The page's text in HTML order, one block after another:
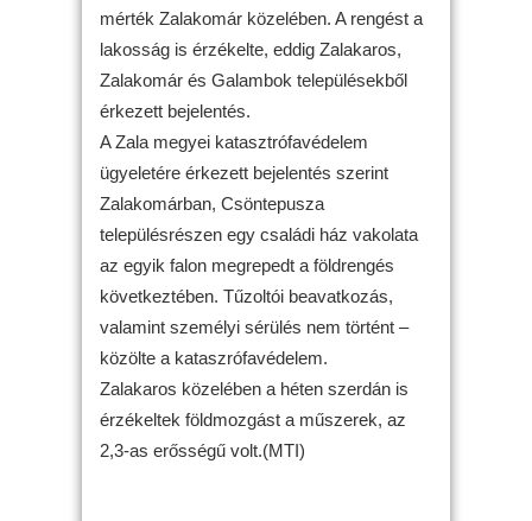
mérték Zalakomár közelében. A rengést a
lakosság is érzékelte, eddig Zalakaros,
Zalakomár és Galambok településekből
érkezett bejelentés.
A Zala megyei katasztrófavédelem
ügyeletére érkezett bejelentés szerint
Zalakomárban, Csöntepusza
településrészen egy családi ház vakolata
az egyik falon megrepedt a földrengés
következtében. Tűzoltói beavatkozás,
valamint személyi sérülés nem történt –
közölte a kataszrófavédelem.
Zalakaros közelében a héten szerdán is
érzékeltek földmozgást a műszerek, az
2,3-as erősségű volt.(MTI)